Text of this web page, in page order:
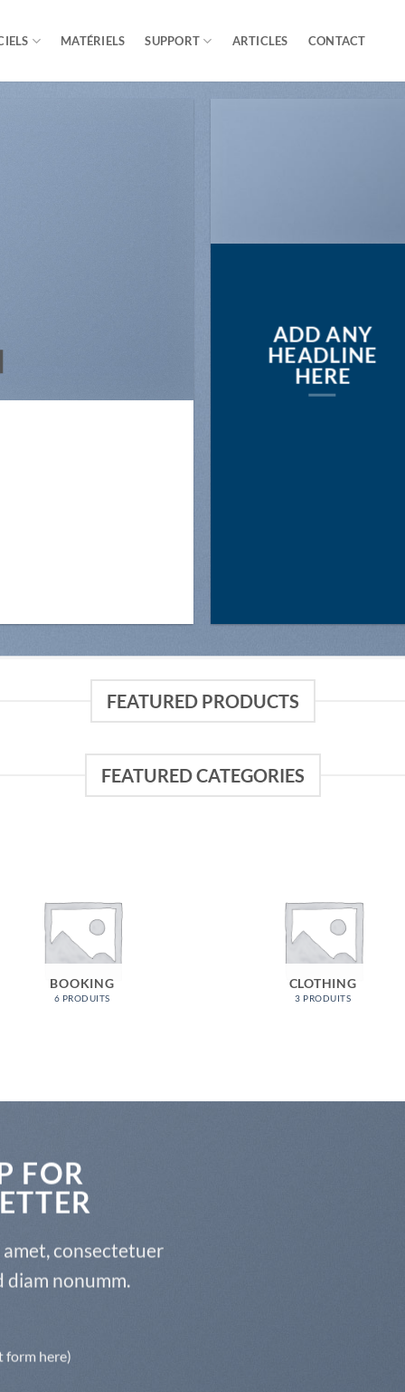
MATÉRIELS SUPPORT ARTICLES CONTACT
ADD ANY
HEADLINE
HERE
FEATURED PRODUCTS
FEATURED CATEGORIES
BOOKING
6 PRODUITS
CLOTHING
3 PRODUITS
FOR
consectetuer
diam nonumm.
form here)